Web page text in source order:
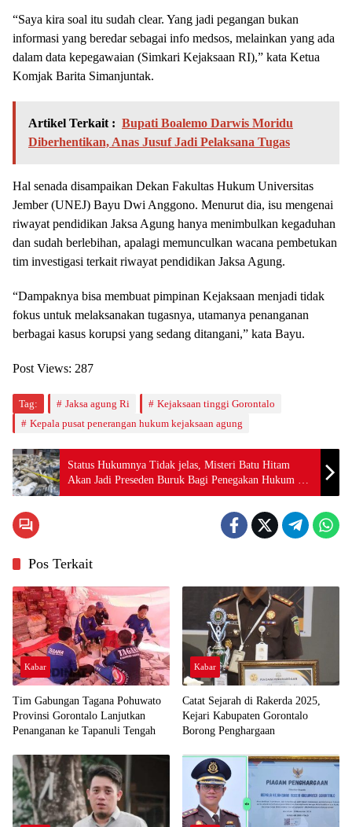
“Saya kira soal itu sudah clear. Yang jadi pegangan bukan
informasi yang beredar sebagai info medsos, melainkan yang ada
dalam data kepegawaian (Simkari Kejaksaan RI),” kata Ketua
Komjak Barita Simanjuntak.
Artikel Terkait : Bupati Boalemo Darwis Moridu
Diberhentikan, Anas Jusuf Jadi Pelaksana Tugas
Hal senada disampaikan Dekan Fakultas Hukum Universitas
Jember (UNEJ) Bayu Dwi Anggono. Menurut dia, isu mengenai
riwayat pendidikan Jaksa Agung hanya menimbulkan kegaduhan
dan sudah berlebihan, apalagi memunculkan wacana pembetukan
tim investigasi terkait riwayat pendidikan Jaksa Agung.
“Dampaknya bisa membuat pimpinan Kejaksaan menjadi tidak
fokus untuk melaksanakan tugasnya, utamanya penanganan
berbagai kasus korupsi yang sedang ditangani,” kata Bayu.
Post Views: 287
Tag: Jaksa agung Ri
Kejaksaan tinggi Gorontalo
Kepala pusat penerangan hukum kejaksaan agung
Status Hukumnya Tidak jelas, Misteri Batu Hitam
Akan Jadi Preseden Buruk Bagi Penegakan Hukum di
Gorontalo
Pos Terkait
Kabar
Tim Gabungan Tagana Pohuwato
Provinsi Gorontalo Lanjutkan
Penanganan ke Tapanuli Tengah
Kabar
Catat Sejarah di Rakerda 2025,
Kejari Kabupaten Gorontalo
Borong Penghargaan